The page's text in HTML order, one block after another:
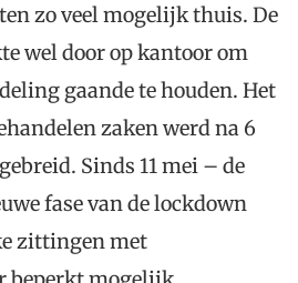
zo veel mogelijk thuis. De
wel door op kantoor om
gaande te houden. Het
zaken werd na 6
Sinds 11 mei – de
fase van de lockdown
zittingen met